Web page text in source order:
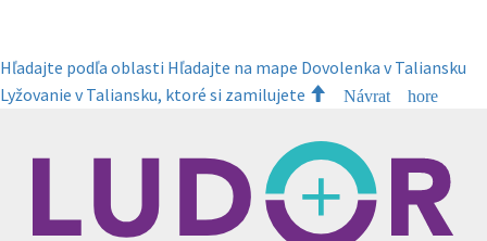
Hľadajte podľa oblasti Hľadajte na mape Dovolenka v Taliansku
Lyžovanie v Taliansku, ktoré si zamilujete
Návrat hore